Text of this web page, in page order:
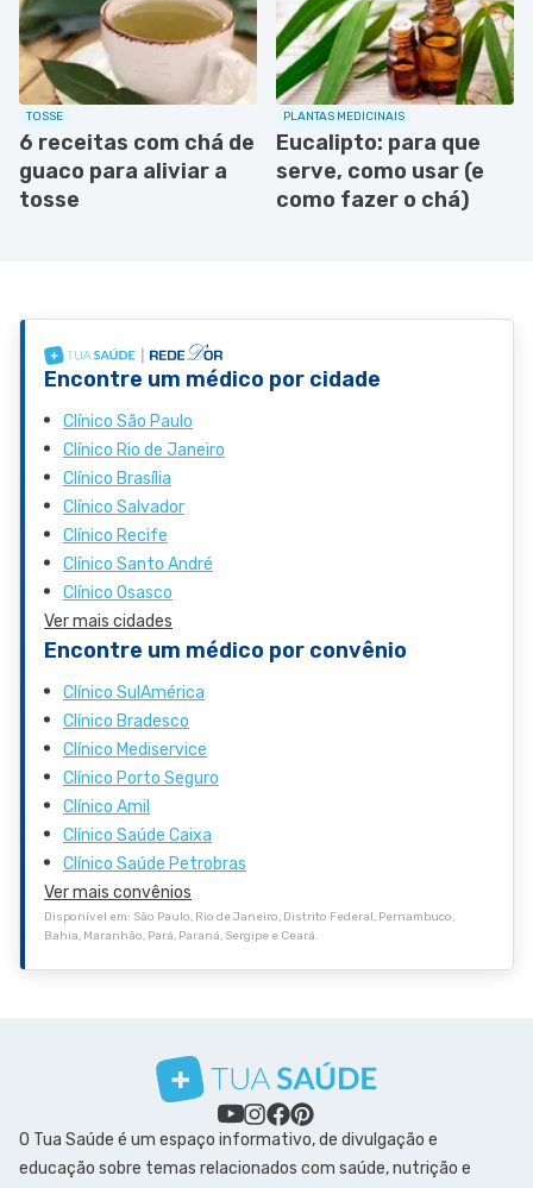
TOSSE
6 receitas com chá de
guaco para aliviar a
tosse
PLANTAS MEDICINAIS
Eucalipto: para que
serve, como usar (e
como fazer o chá)
Encontre um médico por cidade
Clínico São Paulo
Clínico Rio de Janeiro
Clínico Brasília
Clínico Salvador
Clínico Recife
Clínico Santo André
Clínico Osasco
Ver mais cidades
Encontre um médico por convênio
Clínico SulAmérica
Clínico Bradesco
Clínico Mediservice
Clínico Porto Seguro
Clínico Amil
Clínico Saúde Caixa
Clínico Saúde Petrobras
Ver mais convênios
Disponível em: São Paulo, Rio de Janeiro, Distrito Federal, Pernambuco,
Bahia, Maranhão, Pará, Paraná, Sergipe e Ceará.
O Tua Saúde é um espaço informativo, de divulgação e
educação sobre temas relacionados com saúde, nutrição e